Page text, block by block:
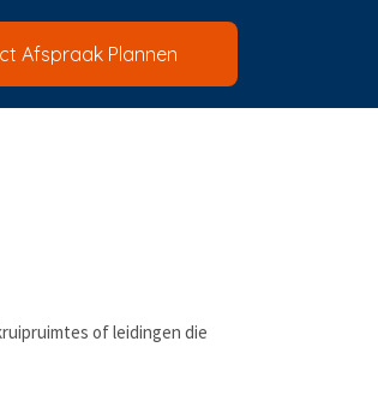
Afspraak Plannen
of leidingen die